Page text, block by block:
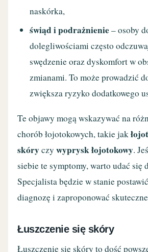
naskórka,
świąd i podrażnienie– osoby
dolegliwościami często
swędzenie oraz dyskomfort w
zmianami. To może prowadzić
zwiększa ryzyko dodatkowego
Te objawy mogą wskazywać na
chorób łojotokowych, takie jak
skóryczywyprysk łojotokowy.
siebie te symptomy, warto udać się
Specjalista będzie w stanie
diagnozę i zaproponować
Łuszczenie się skóry
Łuszczenie się skóry to dość